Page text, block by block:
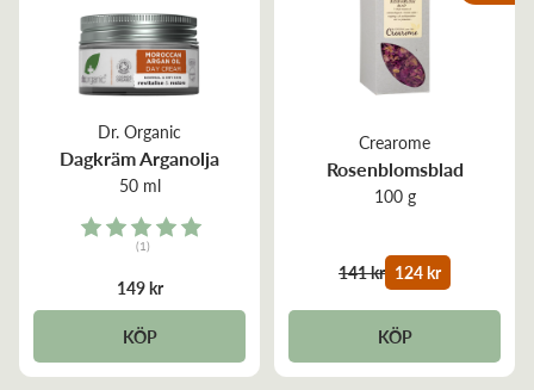
Dr. Organic
Dagkräm Arganolja
50 ml
Rating:
(1)
149 kr
KÖP
Crearome
Rosenblomsblad
100 g
141 kr 124 kr
KÖP